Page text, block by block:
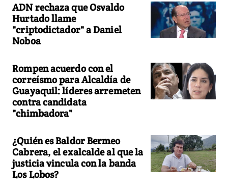
ADN rechaza que Osvaldo
Hurtado llame
"criptodictador" a Daniel
Noboa
Rompen acuerdo con el
correísmo para Alcaldía de
Guayaquil: líderes arremeten
contra candidata
"chimbadora"
¿Quién es Baldor Bermeo
Cabrera, el exalcalde al que la
justicia vincula con la banda
Los Lobos?